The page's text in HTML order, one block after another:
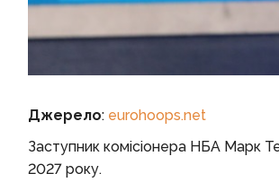
Джерело: eurohoops.net
Заступник комісіонера НБА Марк
2027 року.